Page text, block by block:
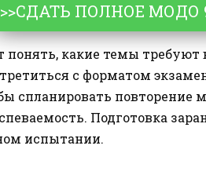
>>СДАТЬ ПОЛНОЕ МОДО
какие темы требуют
с форматом
спланировать повторение
Подготовка
испытании.